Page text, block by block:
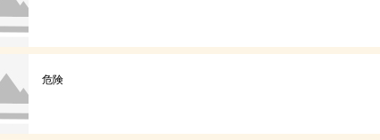
危険